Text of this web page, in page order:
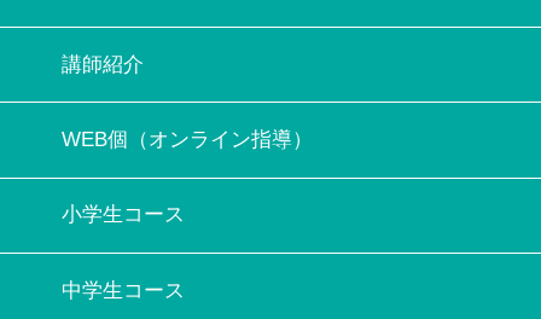
講師紹介
WEB個（オンライン指導）
小学生コース
中学生コース